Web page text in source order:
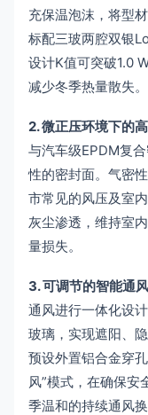
充保温泡沫，将型
标配三玻两腔双银
设计K值可突破1.0
减少冬季热量散失。
2. 微正压环境下的
与汽车级EPDM复
性的密封面。气密
市常见的风压及室
灰尘渗透，维持室
量损失。
3. 可调节的智能通
通风进行一体化设
玻璃，实现遮阳、
预设外置铝合金穿
风”模式，在确保安
季温和的持续通风